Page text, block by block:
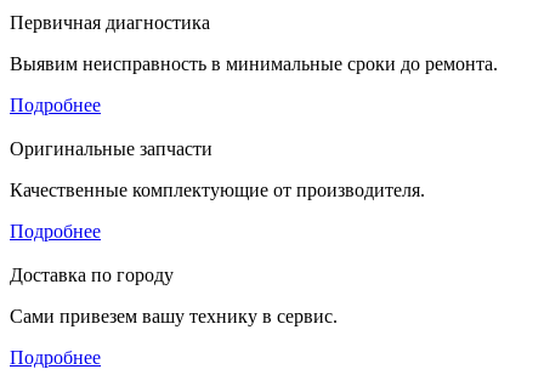
Первичная диагностика
Выявим неисправность в минимальные сроки до ремонта.
Подробнее
Оригинальные запчасти
Качественные комплектующие от производителя.
Подробнее
Доставка по городу
Сами привезем вашу технику в сервис.
Подробнее